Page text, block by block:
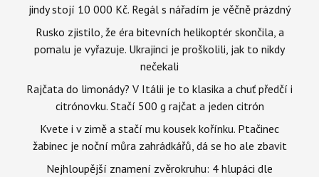
jindy stojí 10 000 Kč. Regál s nářadím je věčně prázdný
Rusko zjistilo, že éra bitevních helikoptér skončila, a
pomalu je vyřazuje. Ukrajinci je proškolili, jak to nikdy
nečekali
Rajčata do limonády? V Itálii je to klasika a chuť předčí i
citrónovku. Stačí 500 g rajčat a jeden citrón
Kvete i v zimě a stačí mu kousek kořínku. Ptačinec
žabinec je noční můra zahrádkářů, dá se ho ale zbavit
Nejhloupější znamení zvěrokruhu: 4 hlupáci dle